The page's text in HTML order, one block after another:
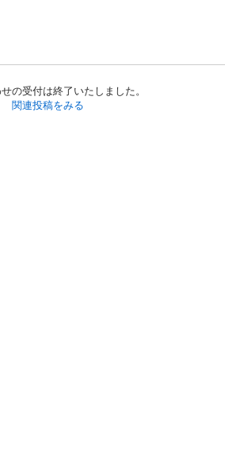
の受付は終了いたしました。
関連投稿をみる